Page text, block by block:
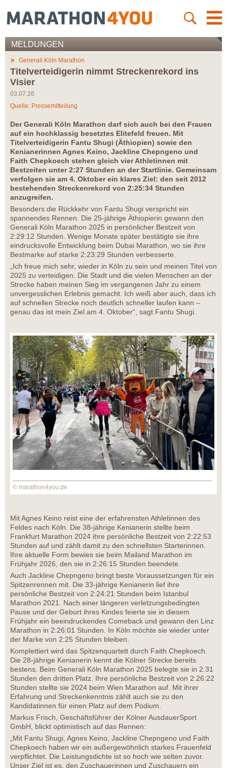
MELDUNGEN
Generali Köln Marathon
Titelverteidigerin nimmt Streckenrekord ins
Visier
03.07.26
Quelle: Pressemitteilung
Der Generali Köln Marathon darf sich auch bei den Frauen
auf ein hochklassig besetztes Elitefeld freuen. Mit
Titelverteidigerin Fantu Shugi (Äthiopien) sowie den
Kenianerinnen Agnes Keino, Jackline Chepngeno und
Faith Chepkoech stehen gleich vier Athletinnen mit
Bestzeiten unter 2:27 Stunden an der Startlinie. Gemeinsam
verfolgen sie am 4. Oktober ein klares Ziel: den seit 2012
bestehenden Streckenrekord von 2:25:34 Stunden
anzugreifen.
Besonders die Rückkehr von Fantu Shugi verspricht ein
spannendes Rennen. Die 25-jährige Äthiopierin gewann den
Generali Köln Marathon 2025 in persönlicher Bestzeit von
2:29:12 Stunden. Wenige Monate später bestätigte sie ihre
eindrucksvolle Entwicklung beim Dubai Marathon, wo sie ihre
Bestmarke auf starke 2:23:29 Stunden verbesserte.
„Ich freue mich sehr, wieder in Köln zu sein und meinen Titel von
2025 zu verteidigen. Die Stadt und die vielen Menschen an der
Strecke haben meinen Sieg im vergangenen Jahr zu einem
unvergesslichen Erlebnis gemacht. Ich weiß aber auch, dass ich
auf schnellen Strecke noch deutlich schneller laufen kann –
genau das ist mein Ziel am 4. Oktober“, sagt Fantu Shugi.
© marathon4you.de
Mit Agnes Keino reist eine der erfahrensten Athletinnen des
Feldes nach Köln. Die 38-jährige Kenianerin stellte beim
Frankfurt Marathon 2024 ihre persönliche Bestzeit von 2:22:53
Stunden auf und zählt damit zu den schnellsten Starterinnen.
Ihre aktuelle Form bewies sie beim Mailand Marathon im
Frühjahr 2026, den sie in 2:26:15 Stunden beendete.
Auch Jackline Chepngeno bringt beste Voraussetzungen für ein
Spitzenrennen mit. Die 33-jährige Kenianerin lief ihre
persönliche Bestzeit von 2:24:21 Stunden beim Istanbul
Marathon 2021. Nach einer längeren verletzungsbedingten
Pause und der Geburt ihres Kindes feierte sie in diesem
Frühjahr ein beeindruckendes Comeback und gewann den Linz
Marathon in 2:26:01 Stunden. In Köln möchte sie wieder unter
der Marke von 2:25 Stunden bleiben.
Komplettiert wird das Spitzenquartett durch Faith Chepkoech.
Die 28-jährige Kenianerin kennt die Kölner Strecke bereits
bestens. Beim Generali Köln Marathon 2025 belegte sie in 2:31
Stunden den dritten Platz. Ihre persönliche Bestzeit von 2:26:22
Stunden stellte sie 2024 beim Wien Marathon auf. Mit ihrer
Erfahrung und Streckenkenntnis zählt auch sie zu den
Kandidatinnen für einen Platz auf dem Podium.
Markus Frisch, Geschäftsführer der Kölner AusdauerSport
GmbH, blickt optimistisch auf das Rennen:
„Mit Fantu Shugi, Agnes Keino, Jackline Chepngeno und Faith
Chepkoech haben wir ein außergewöhnlich starkes Frauenfeld
verpflichtet. Die Leistungsdichte ist so hoch wie selten zuvor.
Unser Ziel ist es, den Zuschauerinnen und Zuschauern ein